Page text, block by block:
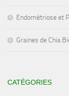
Endométriose et
Graines de Chia
CATÉGORIES